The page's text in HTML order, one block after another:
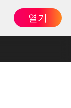
열기